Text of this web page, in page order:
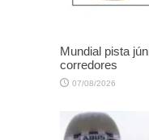
Mundial pista
corredores
07/08/2026